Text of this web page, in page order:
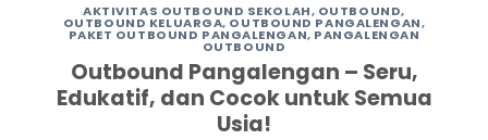
AKTIVITAS OUTBOUND SEKOLAH, OUTBOUND,
OUTBOUND KELUARGA, OUTBOUND PANGALENGAN,
PAKET OUTBOUND PANGALENGAN, PANGALENGAN
OUTBOUND
Outbound Pangalengan – Seru,
Edukatif, dan Cocok untuk Semua
Usia!